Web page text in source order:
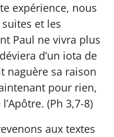
expérience, nous
et les
Paul ne vivra plus
d’un iota de
naguère sa raison
pour rien,
. (Ph 3,7-8)
aux textes